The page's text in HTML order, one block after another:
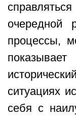
очередной
процессы,
ситуациях
себя с